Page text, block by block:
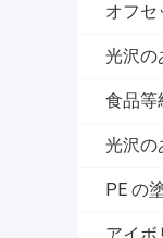
オフセ
光沢の
食品等
光沢の
PE の